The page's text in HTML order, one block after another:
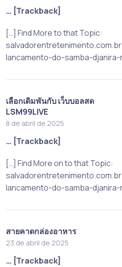
… [Trackback]
[…] Find More to that Topic:
lancamento-do-samba-
เลือกเดิมพันกับ เว็บบอลสด
LSM99LIVE
8 de abril de 2025
… [Trackback]
[…] Find More on to that Topic:
lancamento-do-samba-
สายคาดกล่องอาหาร
23 de abril de 2025
… [Trackback]